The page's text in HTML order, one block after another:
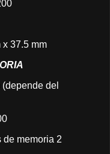
x 37.5 mm
del
memoria 2